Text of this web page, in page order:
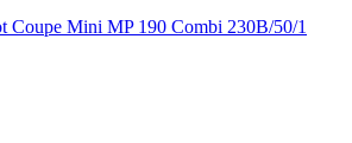
Coupe Mini MP 190 Combi 230B/50/1